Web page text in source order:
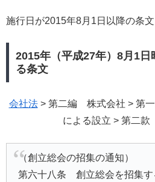
施行日が2015年8月1日以降の条文
2015年（平成27年）8月1日
る条文
会社法> 第二編 株式会社 > 第
による設立 > 第二
（創立総会の招集の通知）
第六十八条 創立総会を招集す